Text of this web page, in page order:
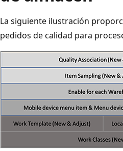
La siguiente ilustración
pedidos de calidad para